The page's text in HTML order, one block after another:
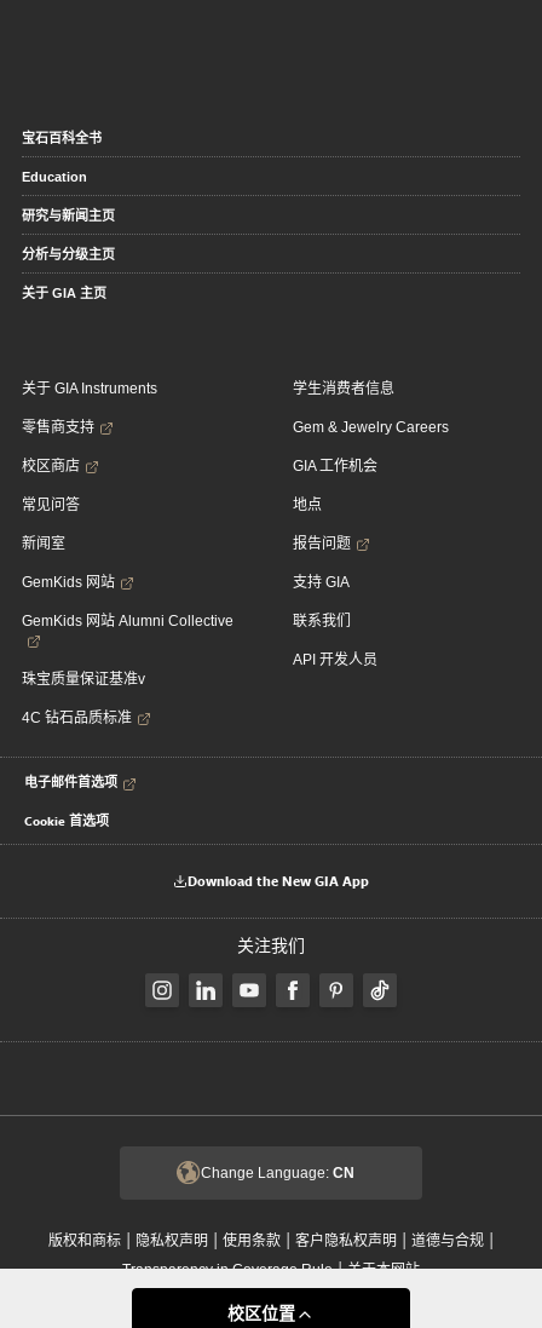
宝石百科全书
Education
研究与新闻主页
分析与分级主页
关于 GIA 主页
关于 GIA Instruments
零售商支持
校区商店
常见问答
新闻室
GemKids 网站
GemKids 网站 Alumni Collective
珠宝质量保证基准v
4C 钻石品质标准
学生消费者信息
Gem & Jewelry Careers
GIA 工作机会
地点
报告问题
支持 GIA
联系我们
API 开发人员
电子邮件首选项
Cookie 首选项
Download the New GIA App
关注我们
Change Language: CN
版权和商标 | 隐私权声明 | 使用条款 | 客户隐私权声明 | 道德与合规 |
Transparency in Coverage Rule|关于本网站
© 2002 - 2026 美国宝石研究院 GIA 是一家符合美国税法第 501(c)(3) 条的非营利组
织。 保留所有权利。
校区位置